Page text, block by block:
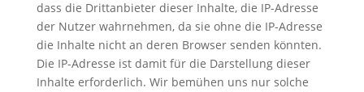
dass die Drittanbieter dieser Inhalte, die IP-Adresse
der Nutzer wahrnehmen, da sie ohne die IP-Adresse
die Inhalte nicht an deren Browser senden könnten.
Die IP-Adresse ist damit für die Darstellung dieser
Inhalte erforderlich. Wir bemühen uns nur solche